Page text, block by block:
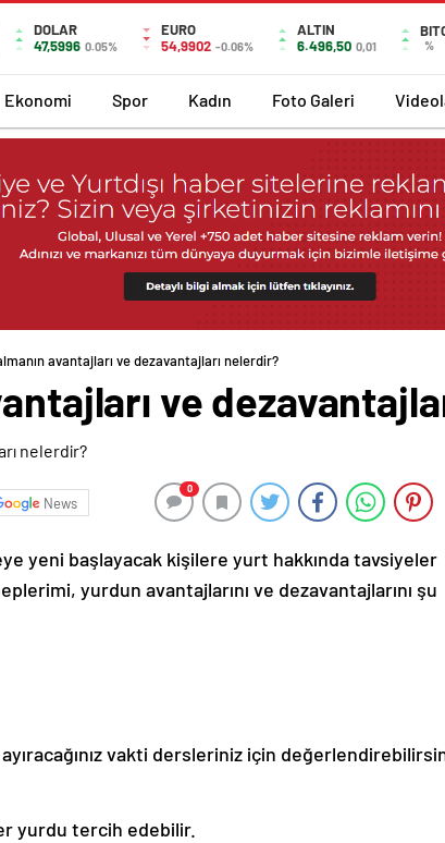
DOLAR
47,5996 0.05%
EURO
54,9902 -0.06%
ALTIN
6.496,50 0,01 %
Ekonomi Spor Kadın Foto Galeri
avantajları ve dezavantajları nelerdir?
ve
News
0
yeni başlayacak kişilere yurt hakkında tavsiyeler
yurdun avantajlarını ve dezavantajlarını şu
vakti dersleriniz için
yurdu tercih edebilir.